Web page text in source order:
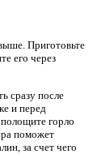
Приготовьте
его через
сразу после
и перед
горло
поможет
за счет чего